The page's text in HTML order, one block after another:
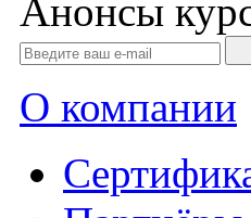
Анонсы
О компании